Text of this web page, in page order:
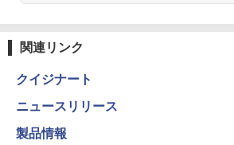
関連リンク
クイジナート
ニュースリリース
製品情報